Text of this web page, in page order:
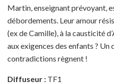
Martin, enseignant prévoyant,
débordements. Leur amour
(ex de Camille), à la causticité
aux exigences des enfants ?
contradictions règnent !
Diffuseur : TF1